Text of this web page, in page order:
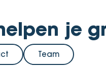
je
Team